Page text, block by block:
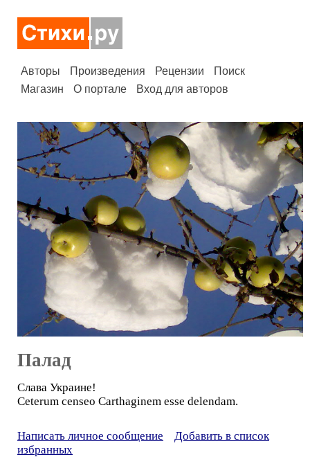
Авторы Произведения Рецензии
Поиск
Магазин
О портале Вход для авторов
Палад
Слава Украине!
Ceterum censeo Carthaginem esse delendam.
Написать личное сообщение
Добавить в список
избранных